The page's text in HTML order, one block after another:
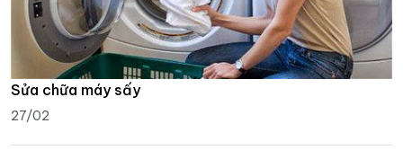
Sửa chữa máy sấy
27/02